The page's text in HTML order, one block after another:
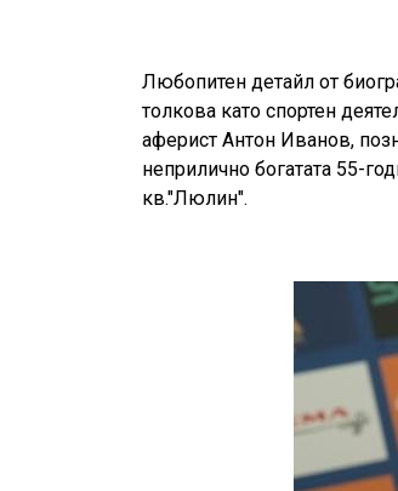
Любопитен детайл от
толкова като спортен
аферист Антон Иванов,
неприлично богатата 55-
кв."Люлин".